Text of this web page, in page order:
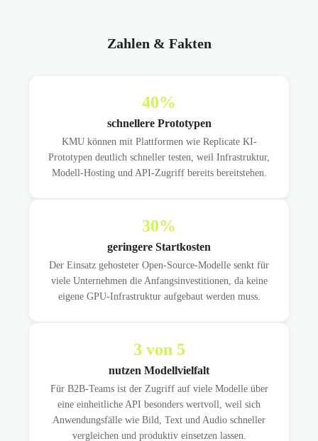
Zahlen & Fakten
40%
schnellere Prototypen
KMU können mit Plattformen wie Replicate KI-
Prototypen deutlich schneller testen, weil Infrastruktur,
Modell-Hosting und API-Zugriff bereits bereitstehen.
30%
geringere Startkosten
Der Einsatz gehosteter Open-Source-Modelle senkt für
viele Unternehmen die Anfangsinvestitionen, da keine
eigene GPU-Infrastruktur aufgebaut werden muss.
3von 5
nutzen Modellvielfalt
Für B2B-Teams ist der Zugriff auf viele Modelle über
eine einheitliche API besonders wertvoll, weil sich
Anwendungsfälle wie Bild, Text und Audio schneller
vergleichen und produktiv einsetzen lassen.